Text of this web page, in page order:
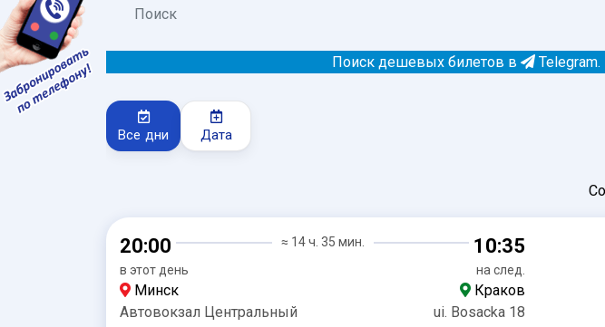
Поиск
Поиск дешевых билетов в Telegram.
Все дни Дата
20:00
в этот день
≈ 14 ч. 35 мин. 10:35
на след.
Минск
Краков
Автовокзал Центральный
ui. Bosacka 18